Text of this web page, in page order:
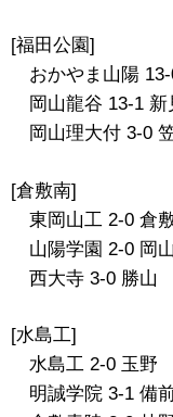
[福田公園]
おかやま山陽 13-
岡山龍谷 13-1 新
岡山理大付 3-0
[倉敷南]
東岡山工 2-0 倉
山陽学園 2-0 岡
西大寺 3-0 勝山
[水島工]
水島工 2-0 玉野
明誠学院 3-1 備